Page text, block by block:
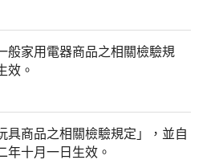
般家用電器商品之相關檢驗規
效。
具商品之相關檢驗規定」，並自
年十月一日生效。